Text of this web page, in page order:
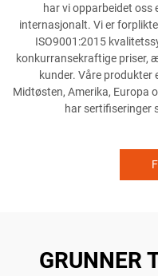
har vi opparbeidet
internasjonalt. Vi er
ISO9001:2015
konkurransekraftige priser,
kunder. Våre produkter
Midtøsten, Amerika, Europa
har sertifiseringer
GRUNNER